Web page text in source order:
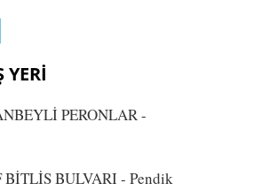
YERİ
PERONLAR-
BİTLİS BULVARI- Pendik